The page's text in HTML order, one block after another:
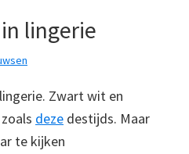
lingerie
Zwart wit en
deze destijds. Maar
te kijken